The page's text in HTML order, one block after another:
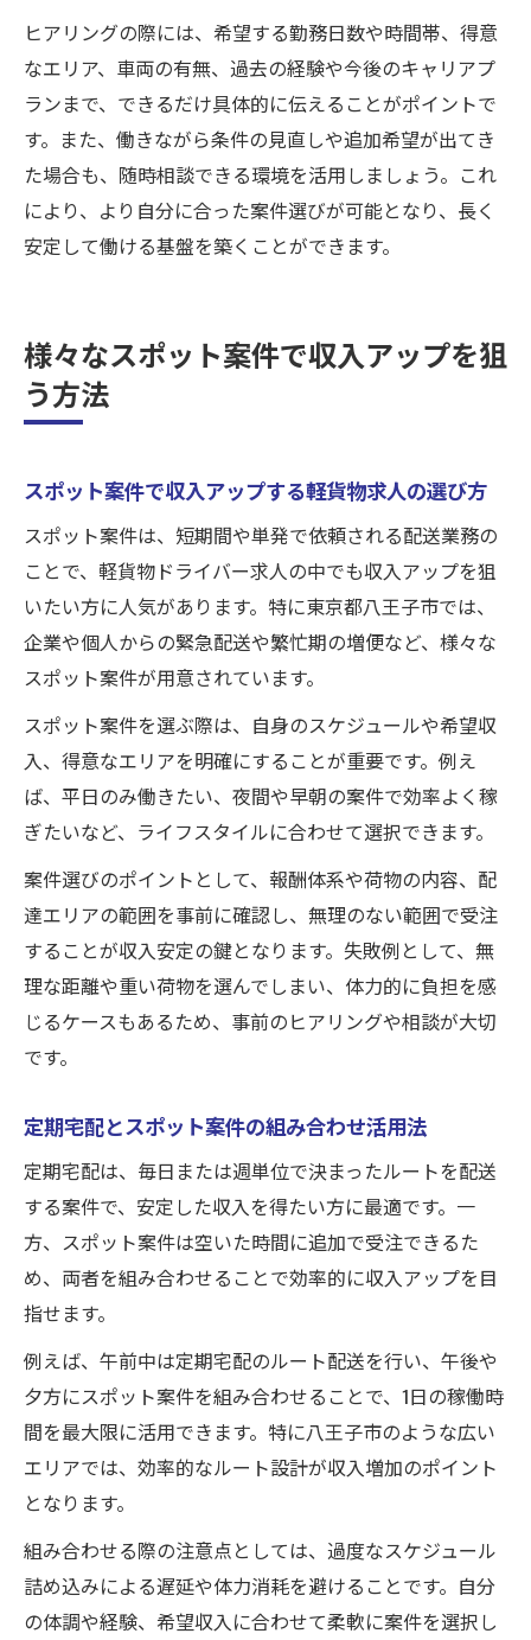
ヒアリングの際には、希望する勤務日数や時間帯、得意
なエリア、車両の有無、過去の経験や今後のキャリアプ
ランまで、できるだけ具体的に伝えることがポイントで
す。また、働きながら条件の見直しや追加希望が出てき
た場合も、随時相談できる環境を活用しましょう。これ
により、より自分に合った案件選びが可能となり、長く
安定して働ける基盤を築くことができます。
様々なスポット案件で収入アップを狙
う方法
スポット案件で収入アップする軽貨物求人の選び方
スポット案件は、短期間や単発で依頼される配送業務の
ことで、軽貨物ドライバー求人の中でも収入アップを狙
いたい方に人気があります。特に東京都八王子市では、
企業や個人からの緊急配送や繁忙期の増便など、様々な
スポット案件が用意されています。
スポット案件を選ぶ際は、自身のスケジュールや希望収
入、得意なエリアを明確にすることが重要です。例え
ば、平日のみ働きたい、夜間や早朝の案件で効率よく稼
ぎたいなど、ライフスタイルに合わせて選択できます。
案件選びのポイントとして、報酬体系や荷物の内容、配
達エリアの範囲を事前に確認し、無理のない範囲で受注
することが収入安定の鍵となります。失敗例として、無
理な距離や重い荷物を選んでしまい、体力的に負担を感
じるケースもあるため、事前のヒアリングや相談が大切
です。
定期宅配とスポット案件の組み合わせ活用法
定期宅配は、毎日または週単位で決まったルートを配送
する案件で、安定した収入を得たい方に最適です。一
方、スポット案件は空いた時間に追加で受注できるた
め、両者を組み合わせることで効率的に収入アップを目
指せます。
例えば、午前中は定期宅配のルート配送を行い、午後や
夕方にスポット案件を組み合わせることで、1日の稼働時
間を最大限に活用できます。特に八王子市のような広い
エリアでは、効率的なルート設計が収入増加のポイント
となります。
組み合わせる際の注意点としては、過度なスケジュール
詰め込みによる遅延や体力消耗を避けることです。自分
の体調や経験、希望収入に合わせて柔軟に案件を選択し